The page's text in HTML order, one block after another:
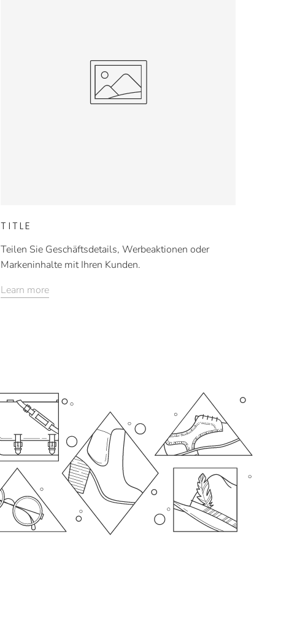
TITLE
Teilen Sie Geschäftsdetails, Werbeaktionen oder
Markeninhalte mit Ihren Kunden.
Learn more